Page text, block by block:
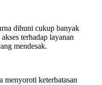
dihuni cukup banyak
terhadap layanan
mendesak.
menyoroti keterbatasan